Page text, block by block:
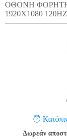
ΟΘOΝΗ ΦΟΡΗΤΗ
1920X1080 120HZ
Δωρεάν